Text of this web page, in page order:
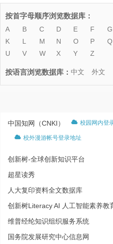
按首字母顺序浏览数据库：
A B C D E F G
K
L M N O P Q
U
V W X Y Z
按语言浏览数据库： 中文 外文
中国知网（CNKI） 校园网内登
校外漫游帐号登录地址
创新树-全球创新知识平台
超星读秀
人大复印资料全文数据库
创新树Literacy AI 人工智能素养教
维普经纶知识组织服务系统
国务院发展研究中心信息网